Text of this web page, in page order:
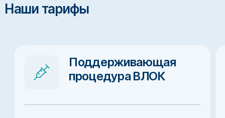
Наши тарифы
Поддерживающая
процедура ВЛОК